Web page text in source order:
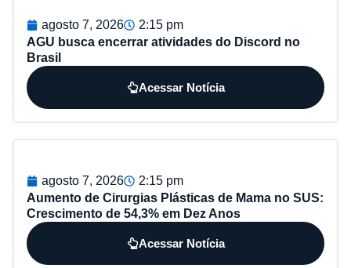
agosto 7, 2026
2:15 pm
AGU busca encerrar atividades do Discord no
Brasil
Acessar Notícia
agosto 7, 2026
2:15 pm
Aumento de Cirurgias Plásticas de Mama no SUS:
Crescimento de 54,3% em Dez Anos
Acessar Notícia